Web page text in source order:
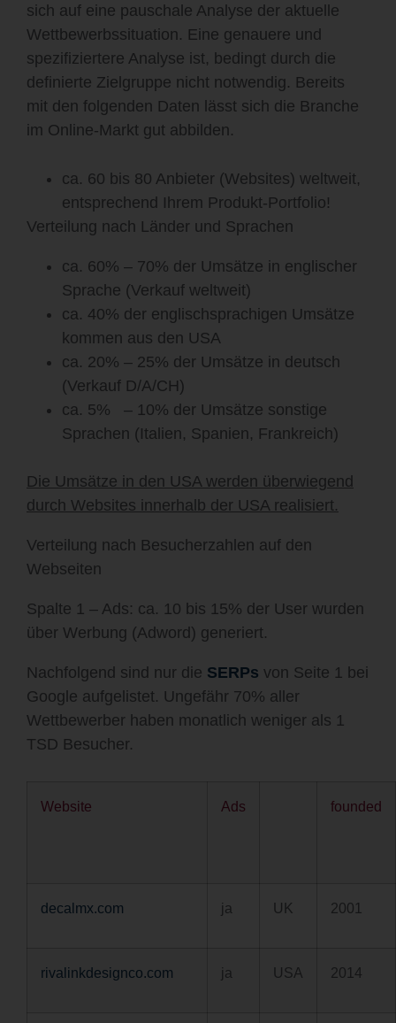
sich auf eine pauschale Analyse der aktuelle
Wettbewerbssituation. Eine genauere und
spezifiziertere Analyse ist, bedingt durch die
definierte Zielgruppe nicht notwendig. Bereits
mit den folgenden Daten lässt sich die Branche
im Online-Markt gut abbilden.
ca. 60 bis 80 Anbieter (Websites) weltweit,
entsprechend Ihrem Produkt-Portfolio!
Verteilung nach Länder und Sprachen
ca. 60% – 70% der Umsätze in englischer
Sprache (Verkauf weltweit)
ca. 40% der englischsprachigen Umsätze
kommen aus den USA
ca. 20% – 25% der Umsätze in deutsch
(Verkauf D/A/CH)
ca. 5% – 10% der Umsätze sonstige
Sprachen (Italien, Spanien, Frankreich)
Die Umsätze in den USA werden überwiegend
durch Websites innerhalb der USA realisiert.
Verteilung nach Besucherzahlen auf den
Webseiten
Spalte 1 – Ads: ca. 10 bis 15% der User wurden
über Werbung (Adword) generiert.
Nachfolgend sind nur die SERPs von Seite 1 bei
Google aufgelistet. Ungefähr 70% aller
Wettbewerber haben monatlich weniger als 1
TSD Besucher.
Website Ads founded
decalmx.com ja UK 2001
rivalinkdesignco.com ja USA 2014